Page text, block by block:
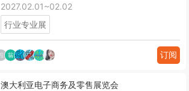
2027.02.01~02.02
行业专业展
订阅
澳大利亚电子商务及零售展览会